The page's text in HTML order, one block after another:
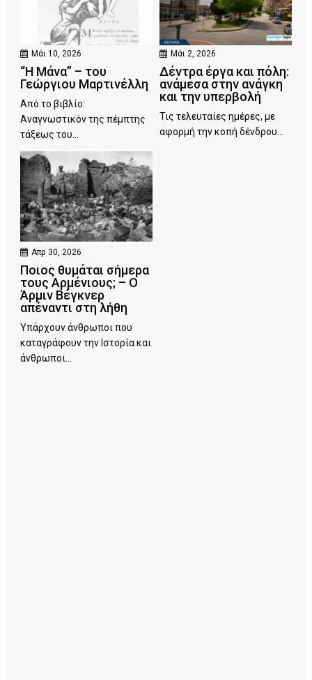
Μάι 10, 2026
“Η Μάνα” – του
Γεώργιου Μαρτινέλλη
Από το βιβλίο:
Αναγνωστικόν της πέμπτης
τάξεως του...
Μάι 2, 2026
Δέντρα έργα και πόλη:
ανάμεσα στην ανάγκη
και την υπερβολή
Τις τελευταίες ημέρες, με
αφορμή την κοπή δένδρου...
Απρ 30, 2026
Ποιος θυμάται σήμερα
τους Αρμένιους; – Ο
Άρμιν Βέγκνερ
απέναντι στη λήθη
Υπάρχουν άνθρωποι που
καταγράφουν την Ιστορία και
άνθρωποι...